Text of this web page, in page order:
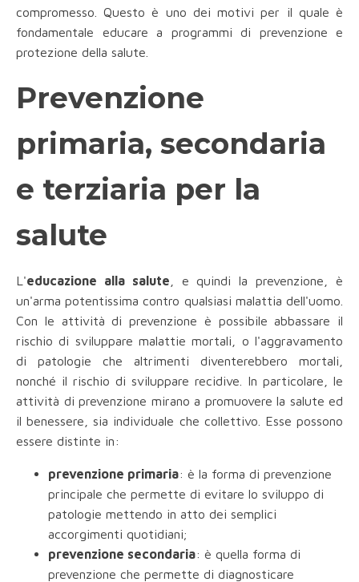
compromesso. Questo è uno dei motivi per il quale è
fondamentale educare a programmi di prevenzione e
protezione della salute.
Prevenzione
primaria, secondaria
e terziaria per la
salute
L'educazione alla salute , e quindi la prevenzione, è
un'arma potentissima contro qualsiasi malattia dell'uomo.
Con le attività di prevenzione è possibile abbassare il
rischio di sviluppare malattie mortali, o l'aggravamento
di patologie che altrimenti diventerebbero mortali,
nonché il rischio di sviluppare recidive. In particolare, le
attività di prevenzione mirano a promuovere la salute ed
il benessere, sia individuale che collettivo. Esse possono
essere distinte in:
prevenzione primaria: è la forma di prevenzione
principale che permette di evitare lo sviluppo di
patologie mettendo in atto dei semplici
accorgimenti quotidiani;
prevenzione secondaria: è quella forma di
prevenzione che permette di diagnosticare